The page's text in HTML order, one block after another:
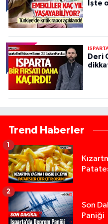
İşte
Deri
Trend Haberler
1
Son
Paniği
2